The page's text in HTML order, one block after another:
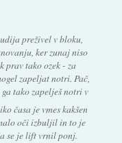
preživel v bloku,
ker zunaj niso
prav tako ozek - za
zapeljat notri. Pač,
tako zapelješ notri v
časa je vmes kakšen
oči izbuljil in to je
se je lift vrnil ponj.